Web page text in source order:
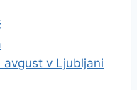
v Ljubljani